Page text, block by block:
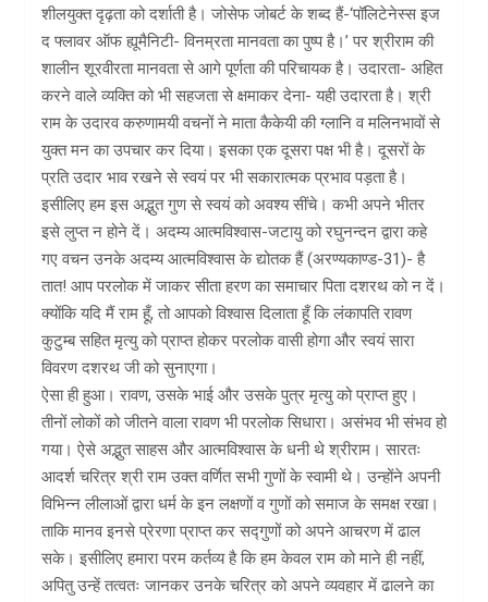
शीलयुक्त दृढ़ता को दर्शाती है। जोसेफ जोबर्ट के शब्द हैं-‘पॉलिटेनेस्स इज
द फ्लावर ऑफ ह्यूमैनिटी- विनम्रता मानवता का पुष्प है।’ पर श्रीराम की
शालीन शूरवीरता मानवता से आगे पूर्णता की परिचायक है। उदारता- अहित
करने वाले व्यक्ति को भी सहजता से क्षमाकर देना- यही उदारता है। श्री
राम के उदारव करुणामयी वचनों ने माता कैकेयी की ग्लानि व मलिनभावों से
युक्त मन का उपचार कर दिया। इसका एक दूसरा पक्ष भी है। दूसरों के
प्रति उदार भाव रखने से स्वयं पर भी सकारात्मक प्रभाव पड़ता है।
इसीलिए हम इस अद्भुत गुण से स्वयं को अवश्य सींचे। कभी अपने भीतर
इसे लुप्त न होने दें। अदम्य आत्मविश्वास-जटायु को रघुनन्दन द्वारा कहे
गए वचन उनके अदम्य आत्मविश्वास के द्योतक हैं (अरण्यकाण्ड-31)- है
तात! आप परलोक में जाकर सीता हरण का समाचार पिता दशरथ को न दें।
क्योंकि यदि मैं राम हूँ, तो आपको विश्वास दिलाता हूँ कि लंकापति रावण
कुटुम्ब सहित मृत्यु को प्राप्त होकर परलोक वासी होगा और स्वयं सारा
विवरण दशरथ जी को सुनाएगा।
ऐसा ही हुआ। रावण, उसके भाई और उसके पुत्र मृत्यु को प्राप्त हुए।
तीनों लोकों को जीतने वाला रावण भी परलोक सिधारा। असंभव भी संभव हो
गया। ऐसे अद्भुत साहस और आत्मविश्वास के धनी थे श्रीराम। सारतः
आदर्श चरित्र श्री राम उक्त वर्णित सभी गुणों के स्वामी थे। उन्होंने अपनी
विभिन्न लीलाओं द्वारा धर्म के इन लक्षणों व गुणों को समाज के समक्ष रखा।
ताकि मानव इनसे प्रेरणा प्राप्त कर सद्गुणों को अपने आचरण में ढाल
सके। इसीलिए हमारा परम कर्तव्य है कि हम केवल राम को माने ही नहीं,
अपितु उन्हें तत्वतः जानकर उनके चरित्र को अपने व्यवहार में ढालने का